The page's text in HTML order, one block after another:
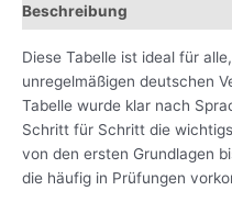
Beschreibung
Diese Tabelle ist ideal für
unregelmäßigen deutschen
Tabelle wurde klar nach
Schritt für Schritt die
von den ersten Grundlagen
die häufig in Prüfungen